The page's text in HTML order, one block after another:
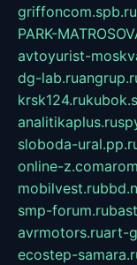
griffoncom.spb.ru
PARK-
avtoyurist-
dg-lab.ru
krsk124.ru
analitikaplus.ru
sloboda-
online-z.com
mobilvest.ru
smp-forum.ru
avrmotors.ruart-
ecostep-